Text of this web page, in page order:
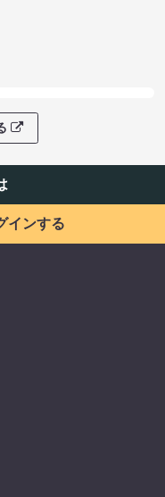
インする